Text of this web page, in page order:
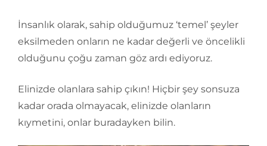
İnsanlık olarak, sahip olduğumuz ‘temel’ şeyler
eksilmeden onların ne kadar değerli ve öncelikli
olduğunu çoğu zaman göz ardı ediyoruz.
Elinizde olanlara sahip çıkın! Hiçbir şey sonsuza
kadar orada olmayacak, elinizde olanların
kıymetini, onlar buradayken bilin.